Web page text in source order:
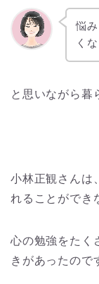
悩
く
と思いながら暮
小林正観さんは
れることができ
心の勉強をたく
きがあったので